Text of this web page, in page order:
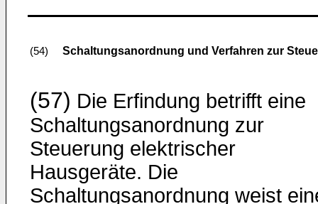
(54) Schaltungsanordnung und Verfahren zur
(57) Die Erfindung betrifft eine
Schaltungsanordnung zur
Steuerung elektrischer
Hausgeräte. Die
Schaltungsanordnung weist